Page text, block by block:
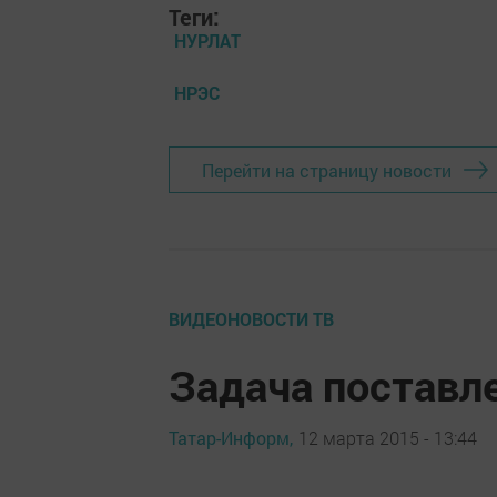
Теги:
НУРЛАТ
НРЭС
Перейти на страницу новости
ВИДЕОНОВОСТИ ТВ
Задача
Татар-Информ, 12 марта 2015 - 13:44